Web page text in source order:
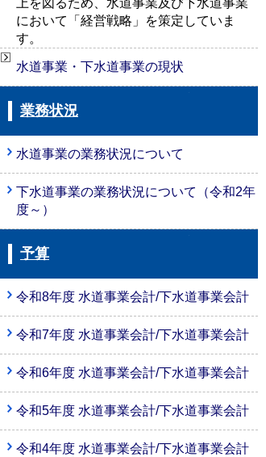
上を図るため、水道事業及び下水道事業
において「経営戦略」を策定していま
す。
水道事業・下水道事業の現状
業務状況
水道事業の業務状況について
下水道事業の業務状況について（令和2年
度～）
予算
令和8年度 水道事業会計/下水道事業会計
令和7年度 水道事業会計/下水道事業会計
令和6年度 水道事業会計/下水道事業会計
令和5年度 水道事業会計/下水道事業会計
令和4年度 水道事業会計/下水道事業会計